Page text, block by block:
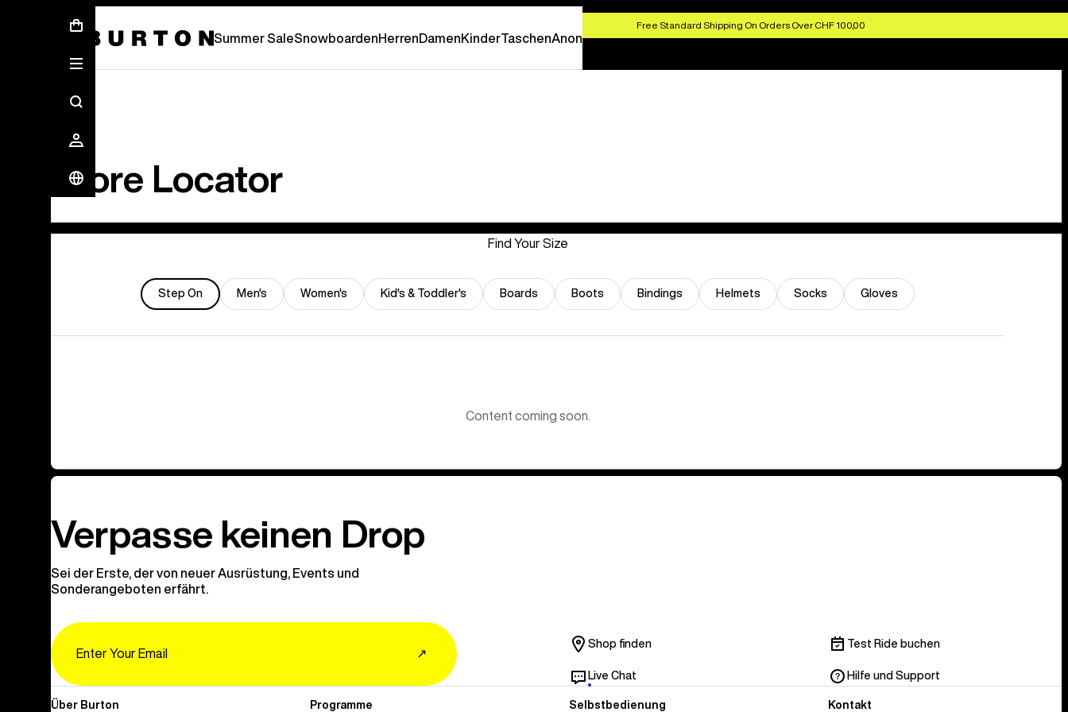
Free Standard Shipping On Orders Over CHF 100,00
Summer SaleSnowboardenHerrenDamenKinderTaschenAnon
Store Locator
Find Your Size
Step On Men's Women's Kid's & Toddler's Boards Boots Bindings Helmets Socks Gloves
Content coming soon.
Verpasse keinen Drop
Sei der Erste, der von neuer Ausrüstung, Events und
Sonderangeboten erfährt.
↗
Shop finden Test Ride buchen
Live Chat Hilfe und Support
Über Burton Programme Selbstbedienung Kontakt